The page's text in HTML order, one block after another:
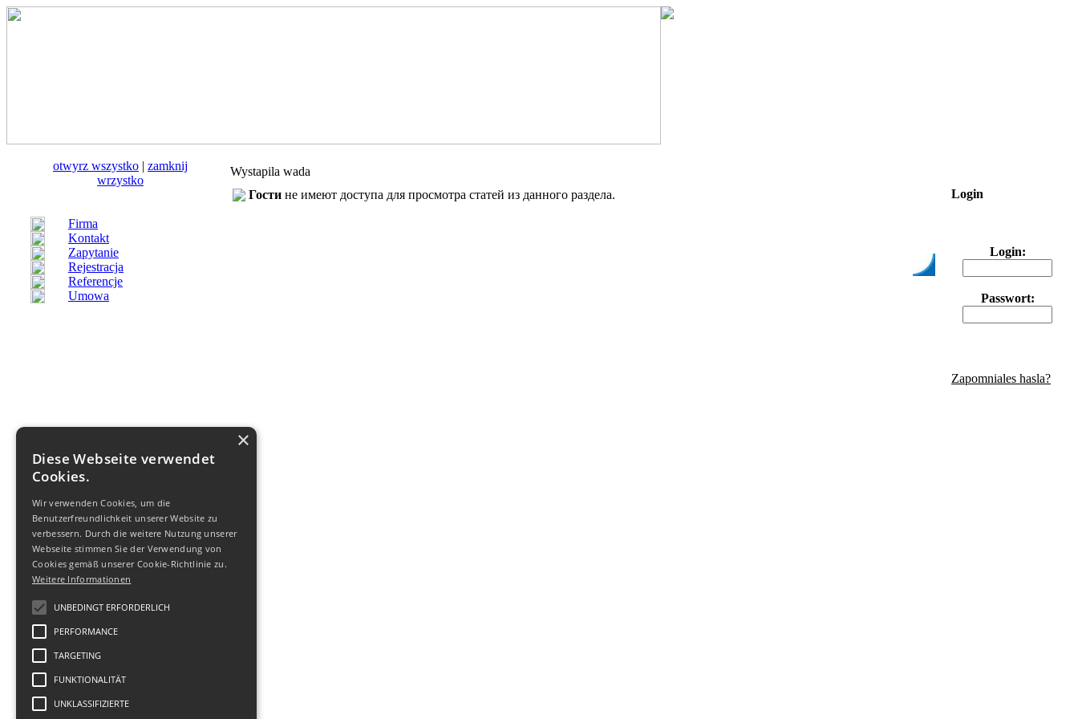
otwуrz wszystko | zamknij
wrzystko
Firma
Kontakt
Zapytanie
Rejestracja
Referencje
Umowa
Wystapila wada
Гости не имеют доступа для просмотра статей из данного раздела.
© 2011-2026Biuro Turystyczne
Datenschutz,Nutzung
Login
Login:
Passwort:
Zapomniales hasla?
×
Diese Webseite verwendet
Cookies.
Wir verwenden Cookies, um die
Benutzerfreundlichkeit unserer Website zu
verbessern. Durch die weitere Nutzung unserer
Webseite stimmen Sie der Verwendung von
Cookies gemäß unserer Cookie-Richtlinie zu.
Weitere Informationen
UNBEDINGT ERFORDERLICH
PERFORMANCE
TARGETING
FUNKTIONALITÄT
UNKLASSIFIZIERTE